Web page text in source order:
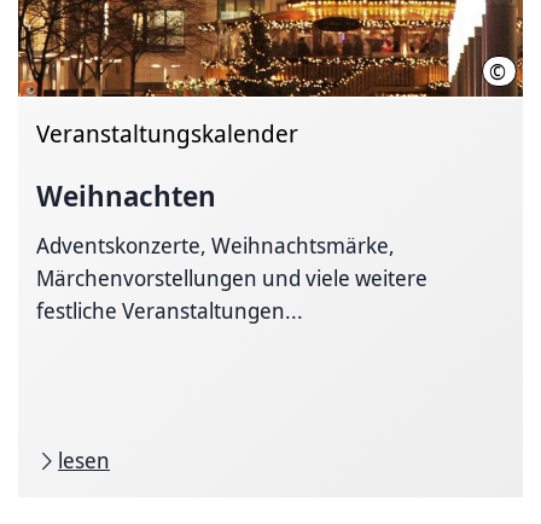
©
Veranstaltungskalender
Weihnachten
Adventskonzerte, Weihnachtsmärke,
Märchenvorstellungen und viele weitere
festliche Veranstaltungen...
lesen